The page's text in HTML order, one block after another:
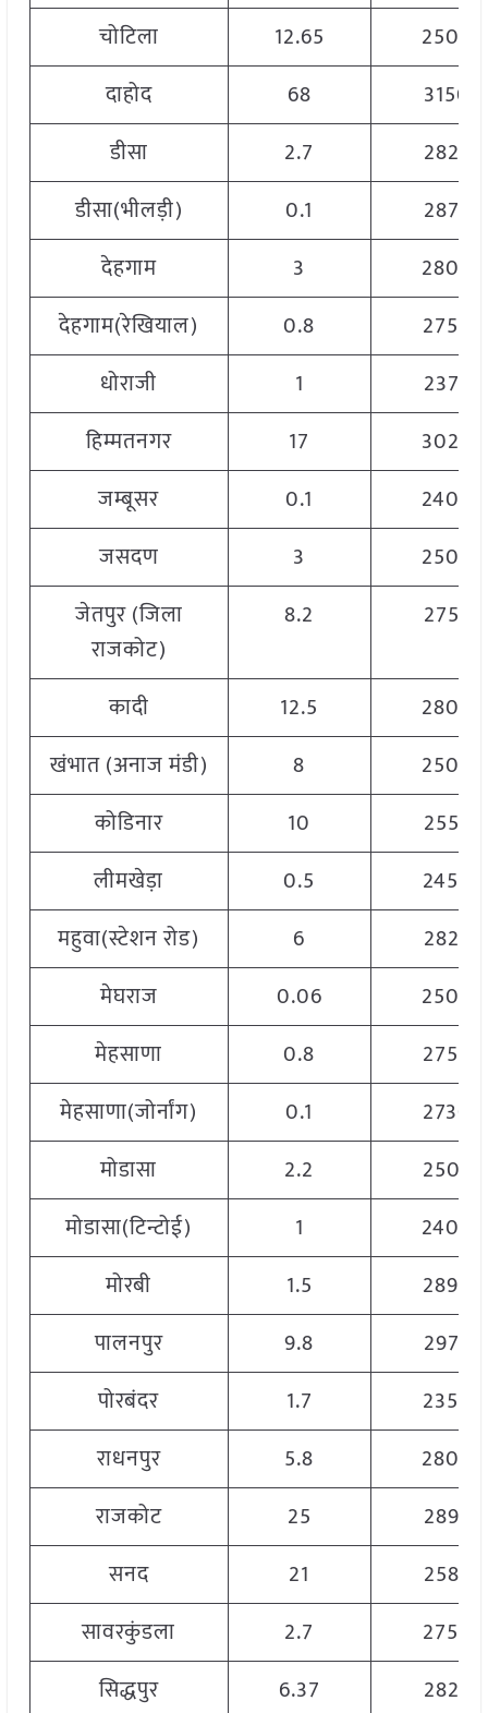
चोटिला
12.65
2500
दाहोद
68
3150
डीसा
2.7
2825
डीसा(भीलड़ी)
0.1
2875
देहगाम
3
2800
देहगाम(रेखियाल)
0.8
2750
धोराजी
1
2375
हिम्मतनगर
17
3020
जम्बूसर
0.1
2400
जसदण
3
2500
जेतपुर (जिला
राजकोट)
8.2 2755
कादी 12.5
2800
खंभात (अनाज मंडी)
8
2500
कोडिनार
10
2555
लीमखेड़ा
0.5
2450
महुवा(स्टेशन रोड)
6
2825
मेघराज
0.06
2500
मेहसाणा
0.8
2750
मेहसाणा(जोर्नांग)
0.1
2730
मोडासा
2.2
2505
मोडासा(टिन्टोई)
1
2400
मोरबी
1.5
2890
पालनपुर
9.8
2975
पोरबंदर
1.7
2350
राधनपुर
5.8
2800
राजकोट
25
2895
सनद
21
2585
सावरकुंडला
2.7
2750
सिद्धपुर
6.37 2825